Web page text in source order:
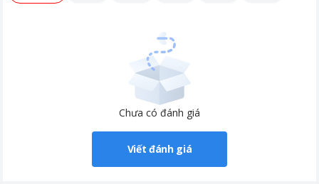
Chưa có đánh giá
Viết đánh giá